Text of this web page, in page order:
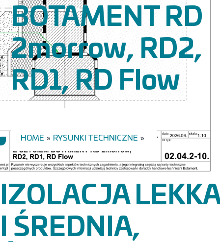
BOTAMENT RD
2morrow, RD2,
RD1, RD Flow
HOME » RYSUNKI TECHNICZNE »
IZOLACJA LEKKA
I ŚREDNIA,